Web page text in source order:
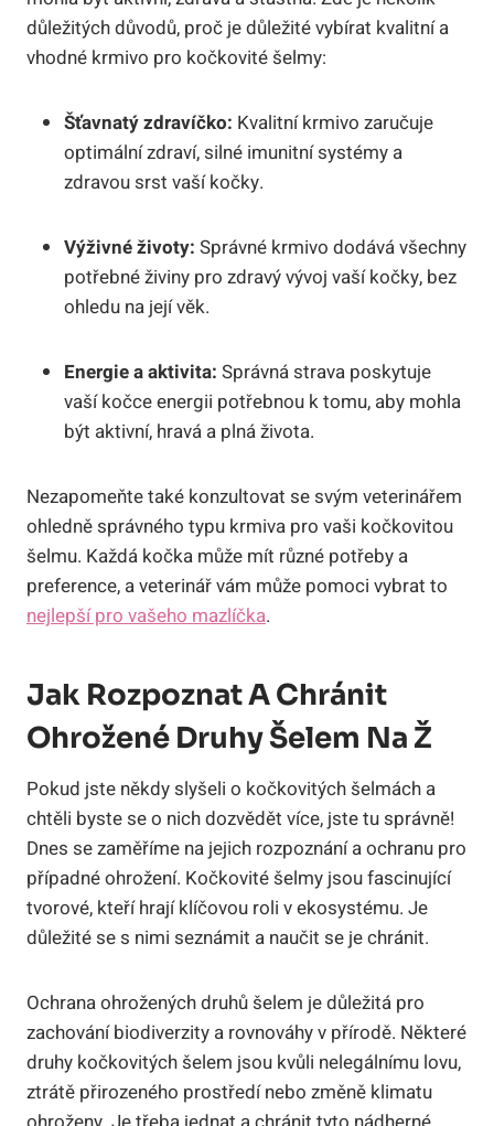
důležitých důvodů, proč je důležité vybírat kvalitní a
vhodné krmivo pro kočkovité šelmy:
Šťavnatý zdravíčko: Kvalitní krmivo zaručuje
optimální zdraví, silné imunitní systémy a
zdravou srst vaší kočky.
Výživné životy: Správné krmivo dodává všechny
potřebné živiny pro zdravý vývoj vaší kočky, bez
ohledu na její věk.
Energie a aktivita: Správná strava poskytuje
vaší kočce energii potřebnou k tomu, aby mohla
být aktivní, hravá a plná života.
Nezapomeňte také konzultovat se svým veterinářem
ohledně správného typu krmiva pro vaši kočkovitou
šelmu. Každá kočka může mít různé potřeby a
preference, a veterinář vám může pomoci vybrat to
nejlepší pro vašeho mazlíčka.
Jak Rozpoznat A Chránit
Ohrožené Druhy Šelem Na Ž
Pokud jste někdy slyšeli o kočkovitých šelmách a
chtěli byste se o nich dozvědět více, jste tu správně!
Dnes se zaměříme na jejich rozpoznání a ochranu pro
případné ohrožení. Kočkovité šelmy jsou fascinující
tvorové, kteří hrají klíčovou roli v ekosystému. Je
důležité se s nimi seznámit a naučit se je chránit.
Ochrana ohrožených druhů šelem je důležitá pro
zachování biodiverzity a rovnováhy v přírodě. Některé
druhy kočkovitých šelem jsou kvůli nelegálnímu lovu,
ztrátě přirozeného prostředí nebo změně klimatu